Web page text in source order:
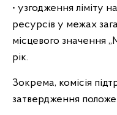
• узгодження ліміту
ресурсів у межах
місцевого значення
рік.
Зокрема, комісія
затвердження